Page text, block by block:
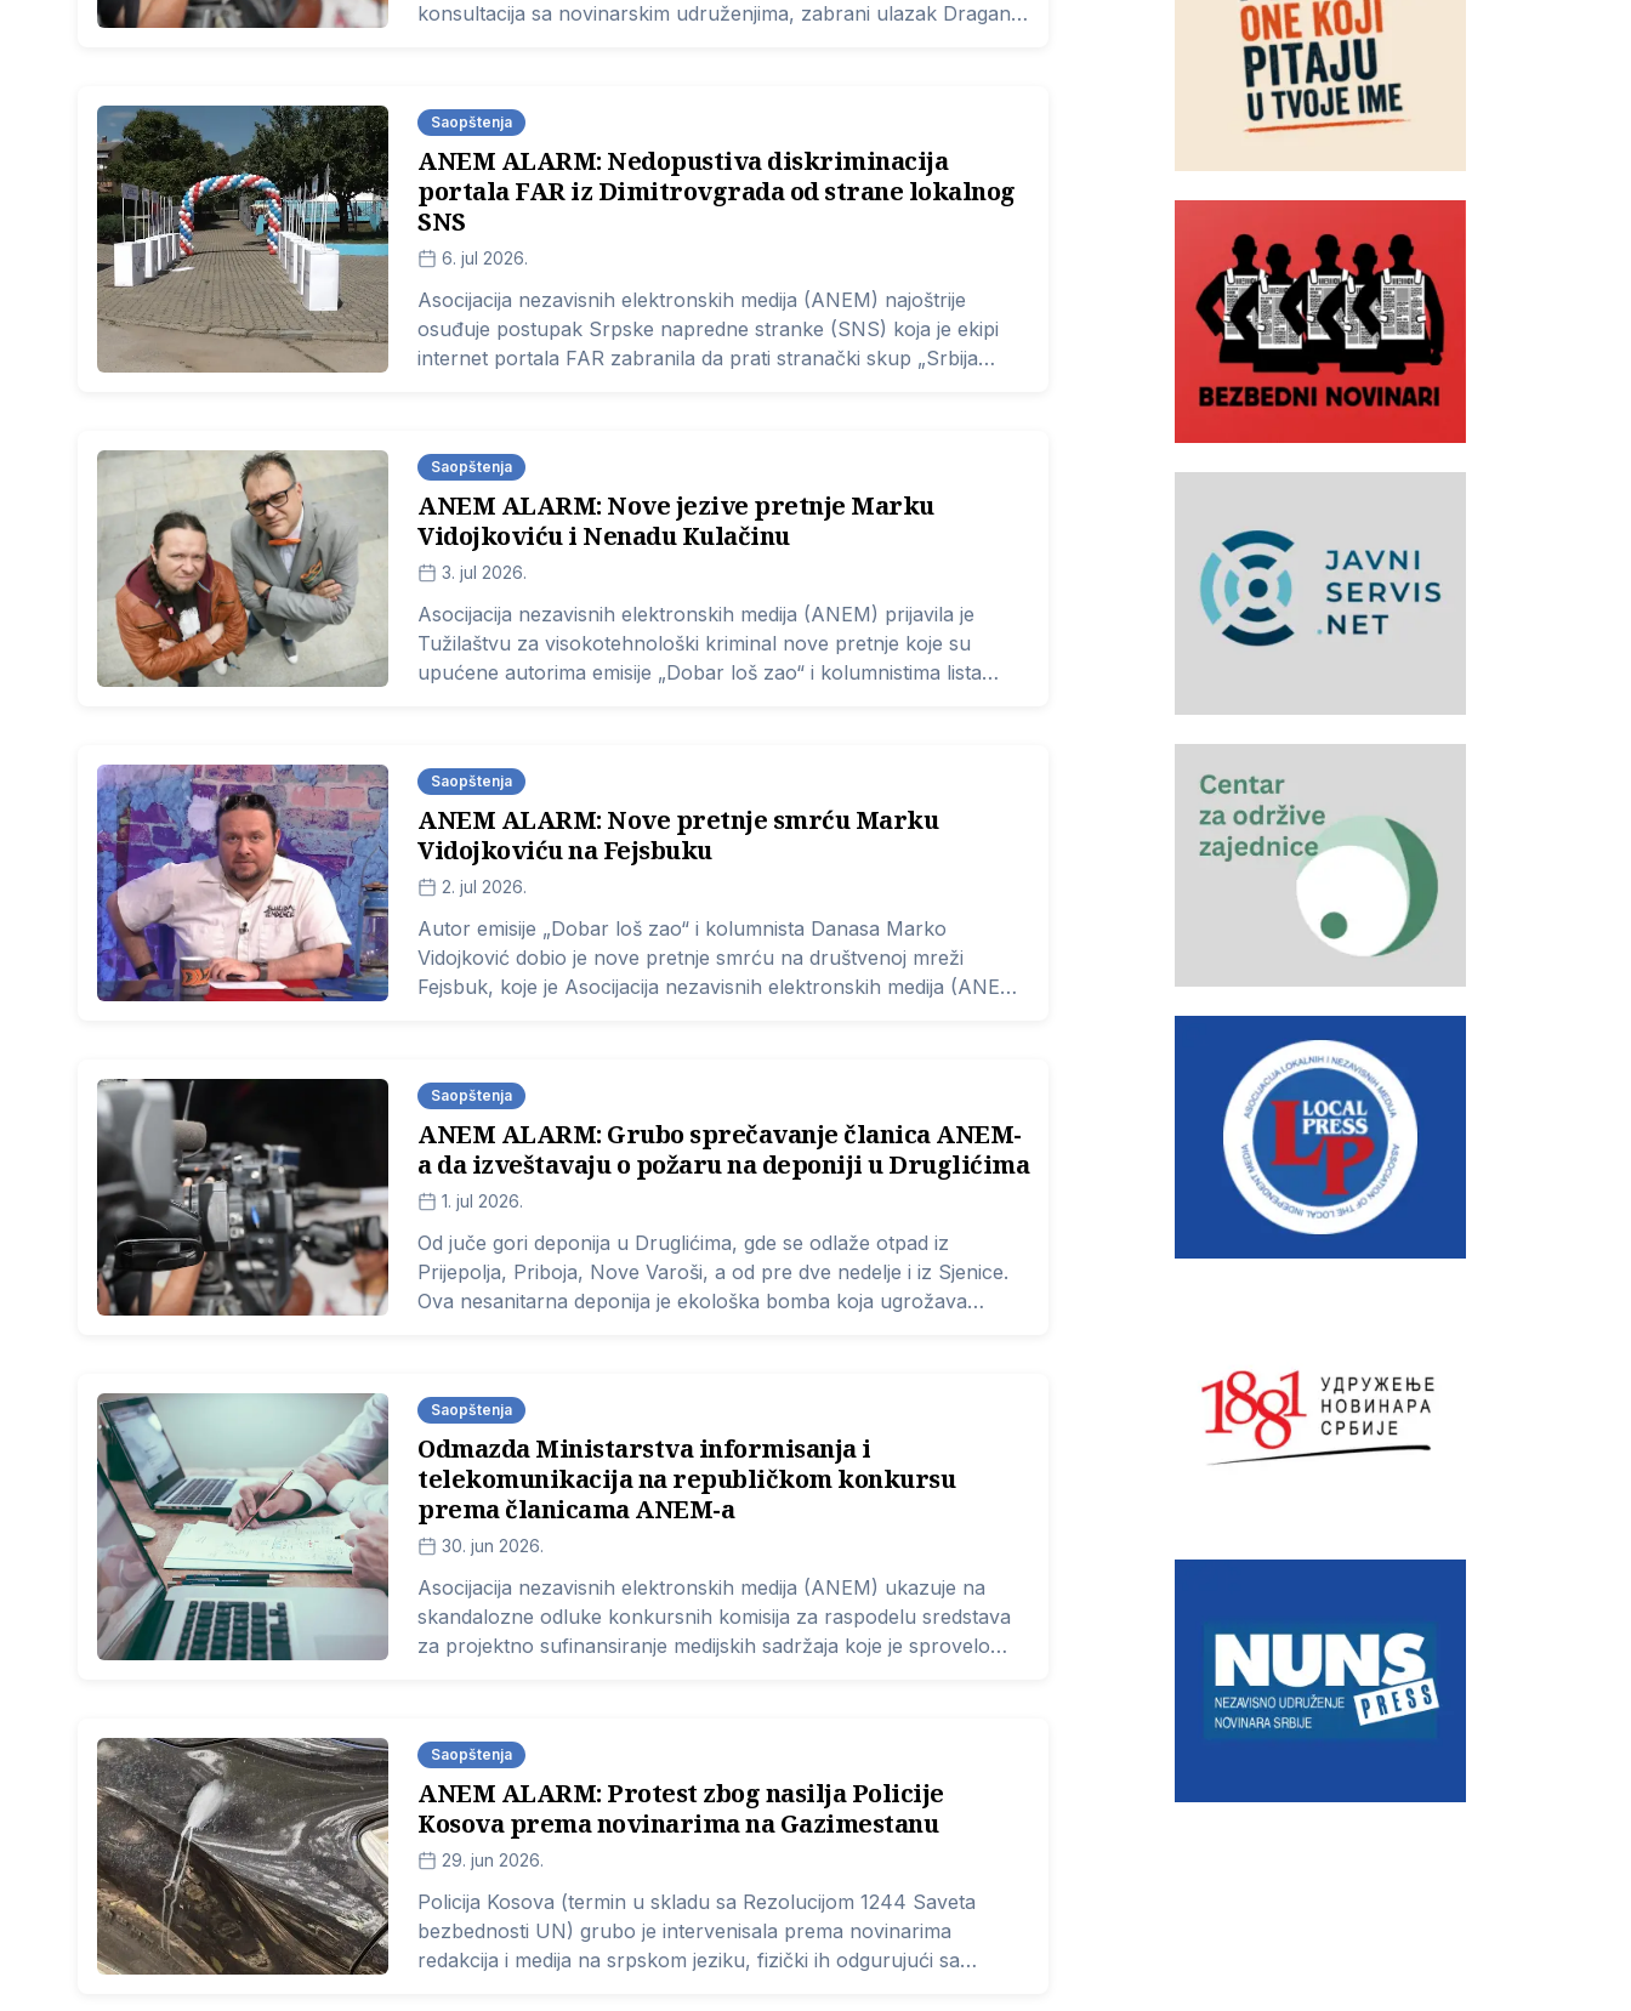
konsultacija sa novinarskim udruženjima, zabrani ulazak Draganu
Saopštenja
ANEM ALARM: Nedopustiva diskriminacija
portala FAR iz Dimitrovgrada od strane lokalnog
SNS
6. jul 2026.
Asocijacija nezavisnih elektronskih medija (ANEM) najoštrije
osuđuje postupak Srpske napredne stranke (SNS) koja je ekipi
internet portala FAR zabranila da prati stranački skup „Srbija
Saopštenja
​ANEM ALARM: Nove jezive pretnje Marku
Vidojkoviću i Nenadu Kulačinu
3. jul 2026.
Asocijacija nezavisnih elektronskih medija (ANEM) prijavila je
Tužilaštvu za visokotehnološki kriminal nove pretnje koje su
upućene autorima emisije „Dobar loš zao“ i kolumnistima lista
Saopštenja
ANEM ALARM: Nove pretnje smrću Marku
Vidojkoviću na Fejsbuku
2. jul 2026.
Autor emisije „Dobar loš zao“ i kolumnista Danasa Marko
Vidojković dobio je nove pretnje smrću na društvenoj mreži
Fejsbuk, koje je Asocijacija nezavisnih elektronskih medija (ANEM)
Saopštenja
ANEM ALARM: Grubo sprečavanje članica ANEM-
a da izveštavaju o požaru na deponiji u Druglićima
1. jul 2026.
Od juče gori deponija u Druglićima, gde se odlaže otpad iz
Prijepolja, Priboja, Nove Varoši, a od pre dve nedelje i iz Sjenice.
Ova nesanitarna deponija je ekološka bomba koja ugrožava
Saopštenja
Odmazda Ministarstva informisanja i
telekomunikacija na republičkom konkursu
prema članicama ANEM-a
30. jun 2026.
Asocijacija nezavisnih elektronskih medija (ANEM) ukazuje na
skandalozne odluke konkursnih komisija za raspodelu sredstava
za projektno sufinansiranje medijskih sadržaja koje je sprovelo
Saopštenja
ANEM ALARM: Protest zbog nasilja Policije
Kosova prema novinarima na Gazimestanu
29. jun 2026.
Policija Kosova (termin u skladu sa Rezolucijom 1244 Saveta
bezbednosti UN) grubo je intervenisala prema novinarima
redakcija i medija na srpskom jeziku, fizički ih odgurujući sa